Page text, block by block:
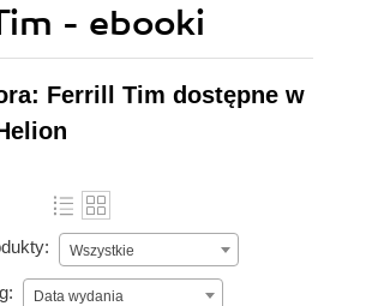
- ebooki
Ferrill Tim dostępne w
Wszystkie
Data wydania